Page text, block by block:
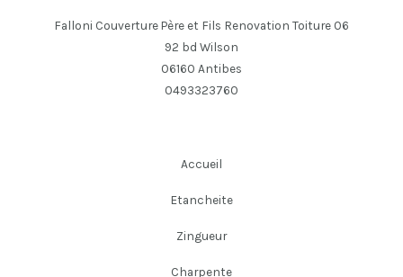
Falloni Couverture Père et Fils Renovation Toiture 06
92 bd Wilson
06160 Antibes
0493323760
Accueil
Etancheite
Zingueur
Charpente